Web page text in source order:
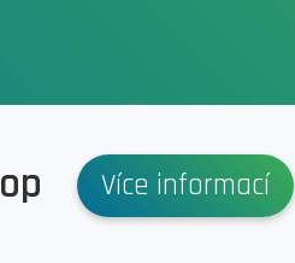
Více informací